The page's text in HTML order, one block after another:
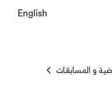
English
و المسابقات